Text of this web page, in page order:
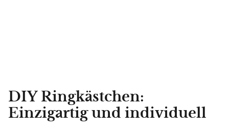
DIY Ringkästchen:
Einzigartig und individuell